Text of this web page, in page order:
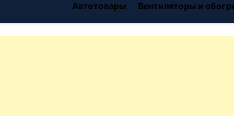
Автотовары Вентиляторы и